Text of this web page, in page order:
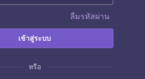
ลืมรหัสผ่าน
เข้าสู่ระบบ
หรือ